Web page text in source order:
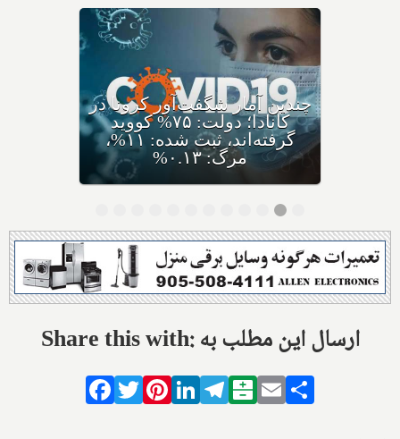
کرونای جدید ایی‌جی ۵ با نام
مختصر اریس ظهور کرده،
متخصصان: سریعا واکسن بزنید
Share this with: ارسال این مطلب به
Facebook
TwitterPinterestLinkedIn
Telegram
Balatarin
Email